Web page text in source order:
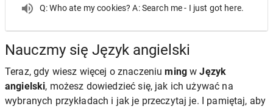
Q: Who ate my cookies? A: Search me - I just got here.
Nauczmy się Język angielski
Teraz, gdy wiesz więcej o znaczeniuming wJęzyk
angielski, możesz dowiedzieć się, jak ich używać na
wybranych przykładach i jak je przeczytaj je. I pamiętaj, aby